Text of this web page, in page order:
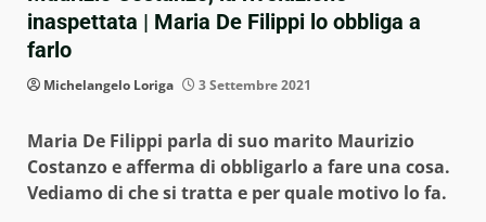
inaspettata | Maria De Filippi lo obbliga a
farlo
Michelangelo Loriga 3 Settembre 2021
Maria De Filippi parla di suo marito Maurizio
Costanzo e afferma di obbligarlo a fare una cosa.
Vediamo di che si tratta e per quale motivo lo fa.